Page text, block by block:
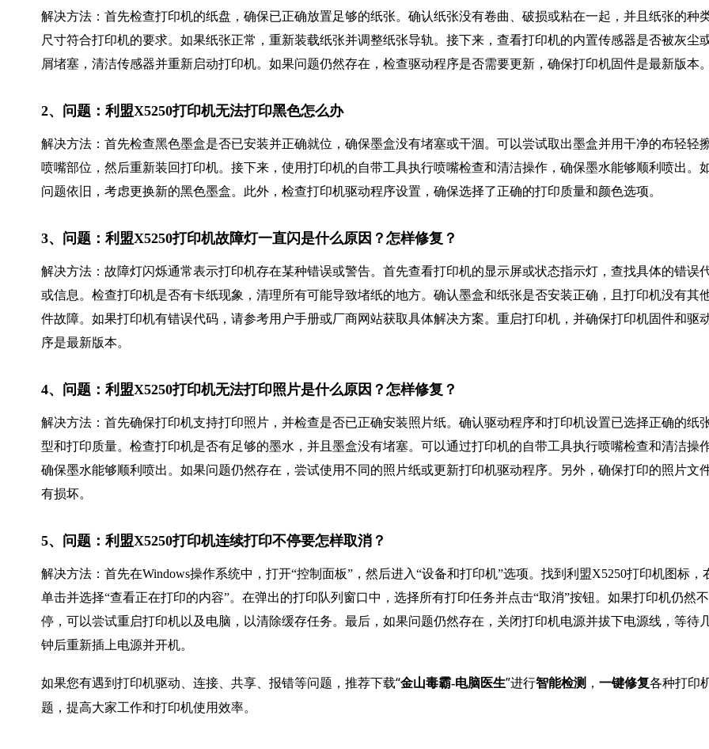
解决方法：首先检查打印机的纸盘，确保已正确放置足够的纸张。确认纸张没有卷曲、破损或粘在一起，并且纸张的种
尺寸符合打印机的要求。如果纸张正常，重新装载纸张并调整纸张导轨。接下来，查看打印机的内置传感器是否被灰尘
屑堵塞，清洁传感器并重新启动打印机。如果问题仍然存在，检查驱动程序是否需要更新，确保打印机固件是最新版本
2、问题：利盟X5250打印机无法打印黑色怎么办
解决方法：首先检查黑色墨盒是否已安装并正确就位，确保墨盒没有堵塞或干涸。可以尝试取出墨盒并用干净的布轻轻
喷嘴部位，然后重新装回打印机。接下来，使用打印机的自带工具执行喷嘴检查和清洁操作，确保墨水能够顺利喷出。
问题依旧，考虑更换新的黑色墨盒。此外，检查打印机驱动程序设置，确保选择了正确的打印质量和颜色选项。
3、问题：利盟X5250打印机故障灯一直闪是什么原因？怎样修复？
解决方法：故障灯闪烁通常表示打印机存在某种错误或警告。首先查看打印机的显示屏或状态指示灯，查找具体的错误
或信息。检查打印机是否有卡纸现象，清理所有可能导致堵纸的地方。确认墨盒和纸张是否安装正确，且打印机没有其
件故障。如果打印机有错误代码，请参考用户手册或厂商网站获取具体解决方案。重启打印机，并确保打印机固件和驱
序是最新版本。
4、问题：利盟X5250打印机无法打印照片是什么原因？怎样修复？
解决方法：首先确保打印机支持打印照片，并检查是否已正确安装照片纸。确认驱动程序和打印机设置已选择正确的纸
型和打印质量。检查打印机是否有足够的墨水，并且墨盒没有堵塞。可以通过打印机的自带工具执行喷嘴检查和清洁操
确保墨水能够顺利喷出。如果问题仍然存在，尝试使用不同的照片纸或更新打印机驱动程序。另外，确保打印的照片文
有损坏。
5、问题：利盟X5250打印机连续打印不停要怎样取消？
解决方法：首先在Windows操作系统中，打开“控制面板”，然后进入“设备和打印机”选项。找到利盟X5250打印机图标，
单击并选择“查看正在打印的内容”。在弹出的打印队列窗口中，选择所有打印任务并点击“取消”按钮。如果打印机仍然不
停，可以尝试重启打印机以及电脑，以清除缓存任务。最后，如果问题仍然存在，关闭打印机电源并拔下电源线，等待
钟后重新插上电源并开机。
如果您有遇到打印机驱动、连接、共享、报错等问题，推荐下载“金山毒霸-电脑医生”进行智能检测 ， 一键修复各种打印
题，提高大家工作和打印机使用效率。